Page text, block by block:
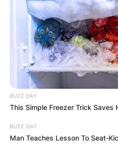
Црна Гора
BUZZ DAY
This Simple Freezer Trick Saves
BUZZ DAY
Man Teaches Lesson To Seat-